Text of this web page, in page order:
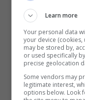
Potrebbe
Learn more
Your personal data
your device
may be stored by,
or used specifically
precise geolocation
Some vendors may
legitimate interest,
options below. Look